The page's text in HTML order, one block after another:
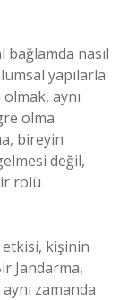
nasıl
yapılarla
aynı
olma
bireyin
değil,
rolü
etkisi, kişinin
Jandarma,
zamanda